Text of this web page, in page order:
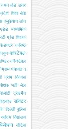
बोर्ड उत्तर
शिक्षा सेवा
एजूकेशन लोन
एडेड माध्यमिक
ग्रेड शिक्षक
कंडक्टर कनिष्ठ
कांस्टेबल
कॉन्स्टेबल
ग्राम पंचायत व
ग्राम विकास
भर्ती जेल
ट्रेडमैन
डॉक्टर
दिल्ली पुलिस
नवोदय विद्यालय
नोटिस